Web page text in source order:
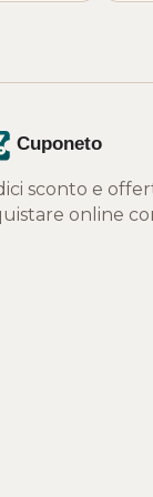
sconto e
online